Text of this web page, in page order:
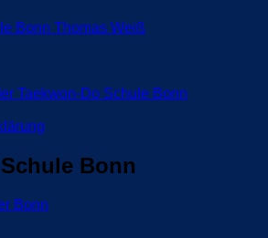
Thomas Weiß
Bonn
Taekwon-Do Schule Bonn
Bonn